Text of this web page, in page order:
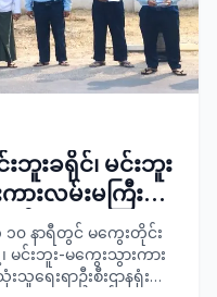
ဘူးခရိုင်၊ မင်းဘူး
ားလမ်းမကြီး
င့်အရေးများ
င်းပိုစတာစိုက်ထူ
သိပညာပေး
၁၀ နာရီတွင် မကွေးတိုင်း
မင်းဘူး-မကွေးသွားကား
ရေးရာဦးစီးဌာနရုံး